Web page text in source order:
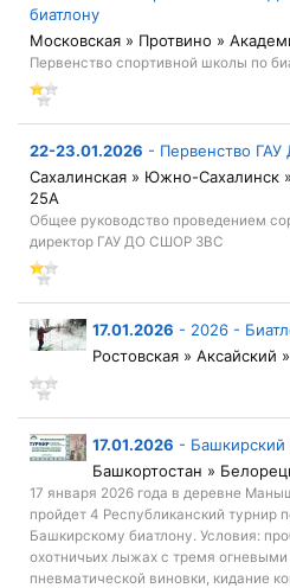
биатлону
Московская » Протвино »
Первенство спортивной школы по
22-23.01.2026 - Первенство
Сахалинская » Южно-Сахалинск
25А
Общее руководство проведением
директор ГАУ ДО СШОР ЗВС
17.01.2026 - 2026 -
Ростовская »
17.01.2026 - Башкирский
Башкортостан »
17 января 2026 года в деревне
пройдет 4 Республиканский турнир
Башкирскому биатлону. Условия:
охотничьих лыжах с тремя
пневматической виновки, кидание